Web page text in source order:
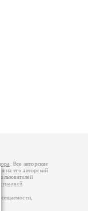
. Все авторские
на его авторской